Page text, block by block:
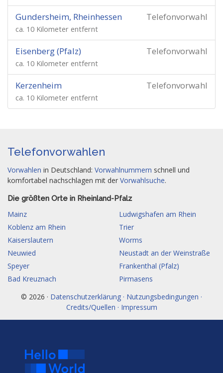
Telefonvorwahl
Gundersheim, Rheinhessen
ca. 10 Kilometer entfernt
Telefonvorwahl
Eisenberg (Pfalz)
ca. 10 Kilometer entfernt
Telefonvorwahl
Kerzenheim
ca. 10 Kilometer entfernt
Telefonvorwahlen
Vorwahlen in Deutschland: Vorwahlnummern schnell und
komfortabel nachschlagen mit der Vorwahlsuche.
Die größten Orte in Rheinland-Pfalz
Mainz
Ludwigshafen am Rhein
Koblenz am Rhein
Trier
Kaiserslautern
Worms
Neuwied
Neustadt an der Weinstraße
Speyer
Frankenthal (Pfalz)
Bad Kreuznach
Pirmasens
© 2026 · Datenschutzerklärung · Nutzungsbedingungen ·
Credits/Quellen · Impressum